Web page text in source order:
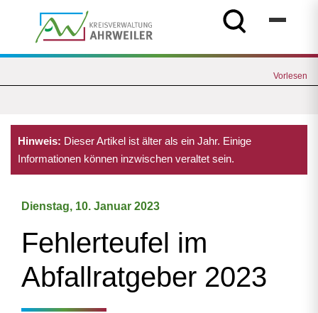
Vorlesen
Hinweis: Dieser Artikel ist älter als ein Jahr. Einige
Informationen können inzwischen veraltet sein.
Dienstag, 10. Januar 2023
Fehlerteufel im
Abfallratgeber 2023